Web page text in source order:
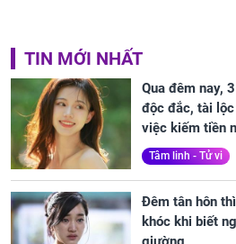
TIN MỚI NHẤT
Qua đêm nay,
độc đắc, tài
việc kiếm tiền
Tâm linh - Tử vi
Đêm tân hôn
khóc khi biết